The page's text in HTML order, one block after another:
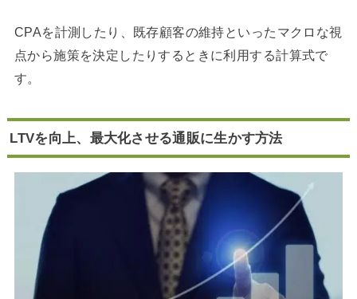
CPAを計測したり、既存顧客の維持といったマクロな視
点から施策を決定したりするときに利用する計算式で
す。
LTVを向上、最大化させる通販に生かす方法